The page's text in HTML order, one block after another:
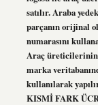
satılır. Araba
parçanın orijinal
numarasını
Araç üreticilerinin
marka
kullanılarak
KISMİ FARK